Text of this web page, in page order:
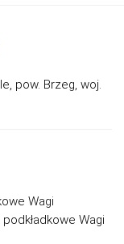
pow. Brzeg, woj.
Wagi
Wagi